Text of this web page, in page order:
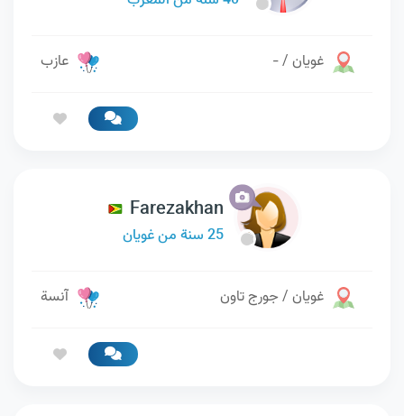
غويان / - عازب
Farezakhan
25 سنة من غويان
غويان / جورج تاون آنسة